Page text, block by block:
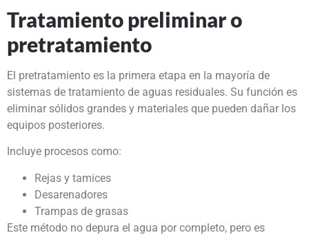
Tratamiento preliminar o
pretratamiento
El pretratamiento es la primera etapa en la mayoría de
sistemas de tratamiento de aguas residuales. Su función es
eliminar sólidos grandes y materiales que pueden dañar los
equipos posteriores.
Incluye procesos como:
Rejas y tamices
Desarenadores
Trampas de grasas
Este método no depura el agua por completo, pero es